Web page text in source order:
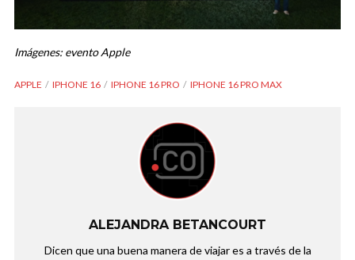
Imágenes: evento Apple
APPLE IPHONE 16 IPHONE 16 PRO IPHONE 16 PRO MAX
ALEJANDRA BETANCOURT
Dicen que una buena manera de viajar es a través de la